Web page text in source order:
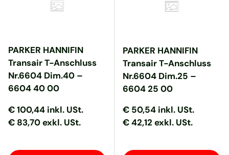
PARKER HANNIFIN
Transair T-Anschluss
Nr.6604 Dim.40 –
6604 40 00
Normaler Preis
Normaler Preis
€ 100,44 inkl. USt.
€ 83,70 exkl. USt.
PARKER HANNIFIN
Transair T-Anschluss
Nr.6604 Dim.25 –
6604 25 00
Normaler Preis
Normaler Preis
€ 50,54 inkl. USt.
€ 42,12 exkl. USt.